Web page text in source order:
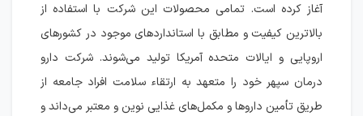
آغاز کرده است. تمامی محصولات این شرکت با استفاده از
بالاترین کیفیت و مطابق با استانداردهای موجود در کشورهای
اروپایی و ایالات متحده آمریکا تولید می‌شوند. شرکت دارو
درمان سپهر خود را متعهد به ارتقاء سلامت افراد جامعه از
طریق تأمین داروها و مکمل‌های غذایی نوین و معتبر می‌داند و